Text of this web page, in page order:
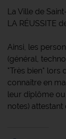
La Ville de
LA RÉUSSITE
Ainsi, les
(général,
"Très bien" lors
connaître en
leur diplôme
notes) attestant